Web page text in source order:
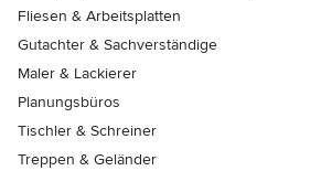
Fliesen & Arbeitsplatten
Gutachter & Sachverständige
Maler & Lackierer
Planungsbüros
Tischler & Schreiner
Treppen & Geländer